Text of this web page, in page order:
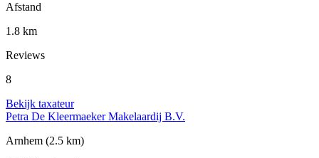
Afstand
1.8 km
Reviews
8
Bekijk taxateur
Petra De Kleermaeker Makelaardij B.V.
Arnhem (2.5 km)